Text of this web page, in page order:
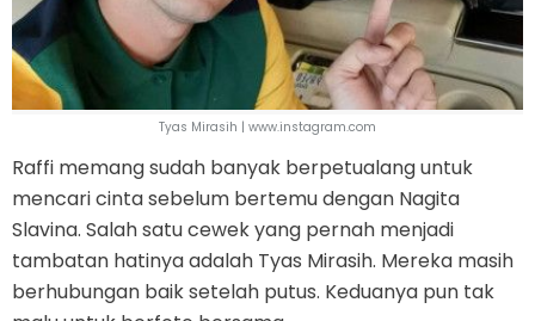
Tyas Mirasih | www.instagram.com
Raffi memang sudah banyak berpetualang untuk
mencari cinta sebelum bertemu dengan Nagita
Slavina. Salah satu cewek yang pernah menjadi
tambatan hatinya adalah Tyas Mirasih. Mereka masih
berhubungan baik setelah putus. Keduanya pun tak